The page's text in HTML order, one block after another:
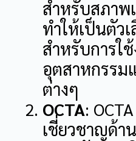
สำหรับสภาพ
ทำให้เป็นตัว
สำหรับการใ
อุตสาหกรรม
ต่างๆ
OCTA:
เชี่ยวชาญด้า